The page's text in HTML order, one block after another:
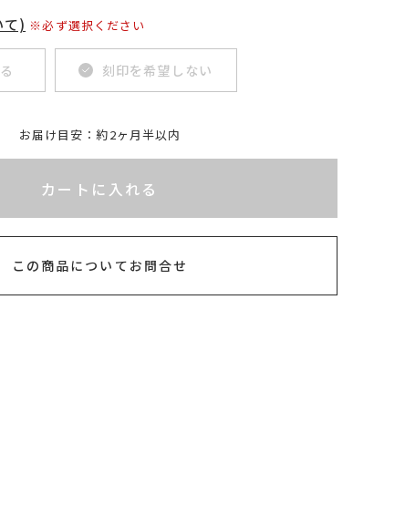
て) ※必ず選択ください
刻印を希望しない
お届け目安：約2ヶ月半以内
カートに入れる
この商品についてお問合せ